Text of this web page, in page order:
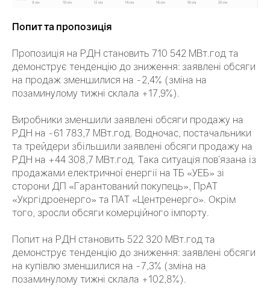
Попит та пропозиція
Пропозиція на РДН становить 710 542 МВт.год та
демонструє тенденцію до зниження: заявлені обсяги
на продаж зменшилися на -2,4% (зміна на
позаминулому тижні склала +17,9%).
Виробники зменшили заявлені обсяги продажу на
РДН на -61 783,7 МВт.год. Водночас, постачальники
та трейдери збільшили заявлені обсяги продажу на
РДН на +44 308,7 МВт.год. Така ситуація пов’язана із
продажами електричної енергії на ТБ «УЕБ» зі
сторони ДП «Гарантований покупець», ПрАТ
«Укргідроенерго» та ПАТ «Центренерго». Окрім
того, зросли обсяги комерційного імпорту.
Попит на РДН становить 522 320 МВт.год та
демонструє тенденцію до зниження: заявлені обсяги
на купівлю зменшилися на -7,3% (зміна на
позаминулому тижні склала +102,8%).